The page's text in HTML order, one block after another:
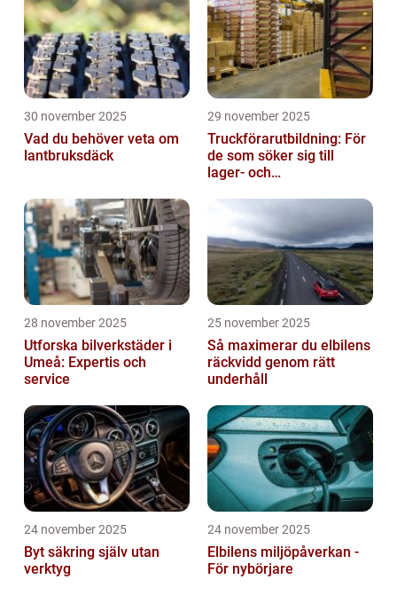
30 november 2025
Vad du behöver veta om
lantbruksdäck
29 november 2025
Truckförarutbildning: För
de som söker sig till
lager- och
28 november 2025
Utforska bilverkstäder i
Umeå: Expertis och
service
25 november 2025
Så maximerar du elbilens
räckvidd genom rätt
underhåll
24 november 2025
Byt säkring själv utan
verktyg
24 november 2025
Elbilens miljöpåverkan -
För nybörjare